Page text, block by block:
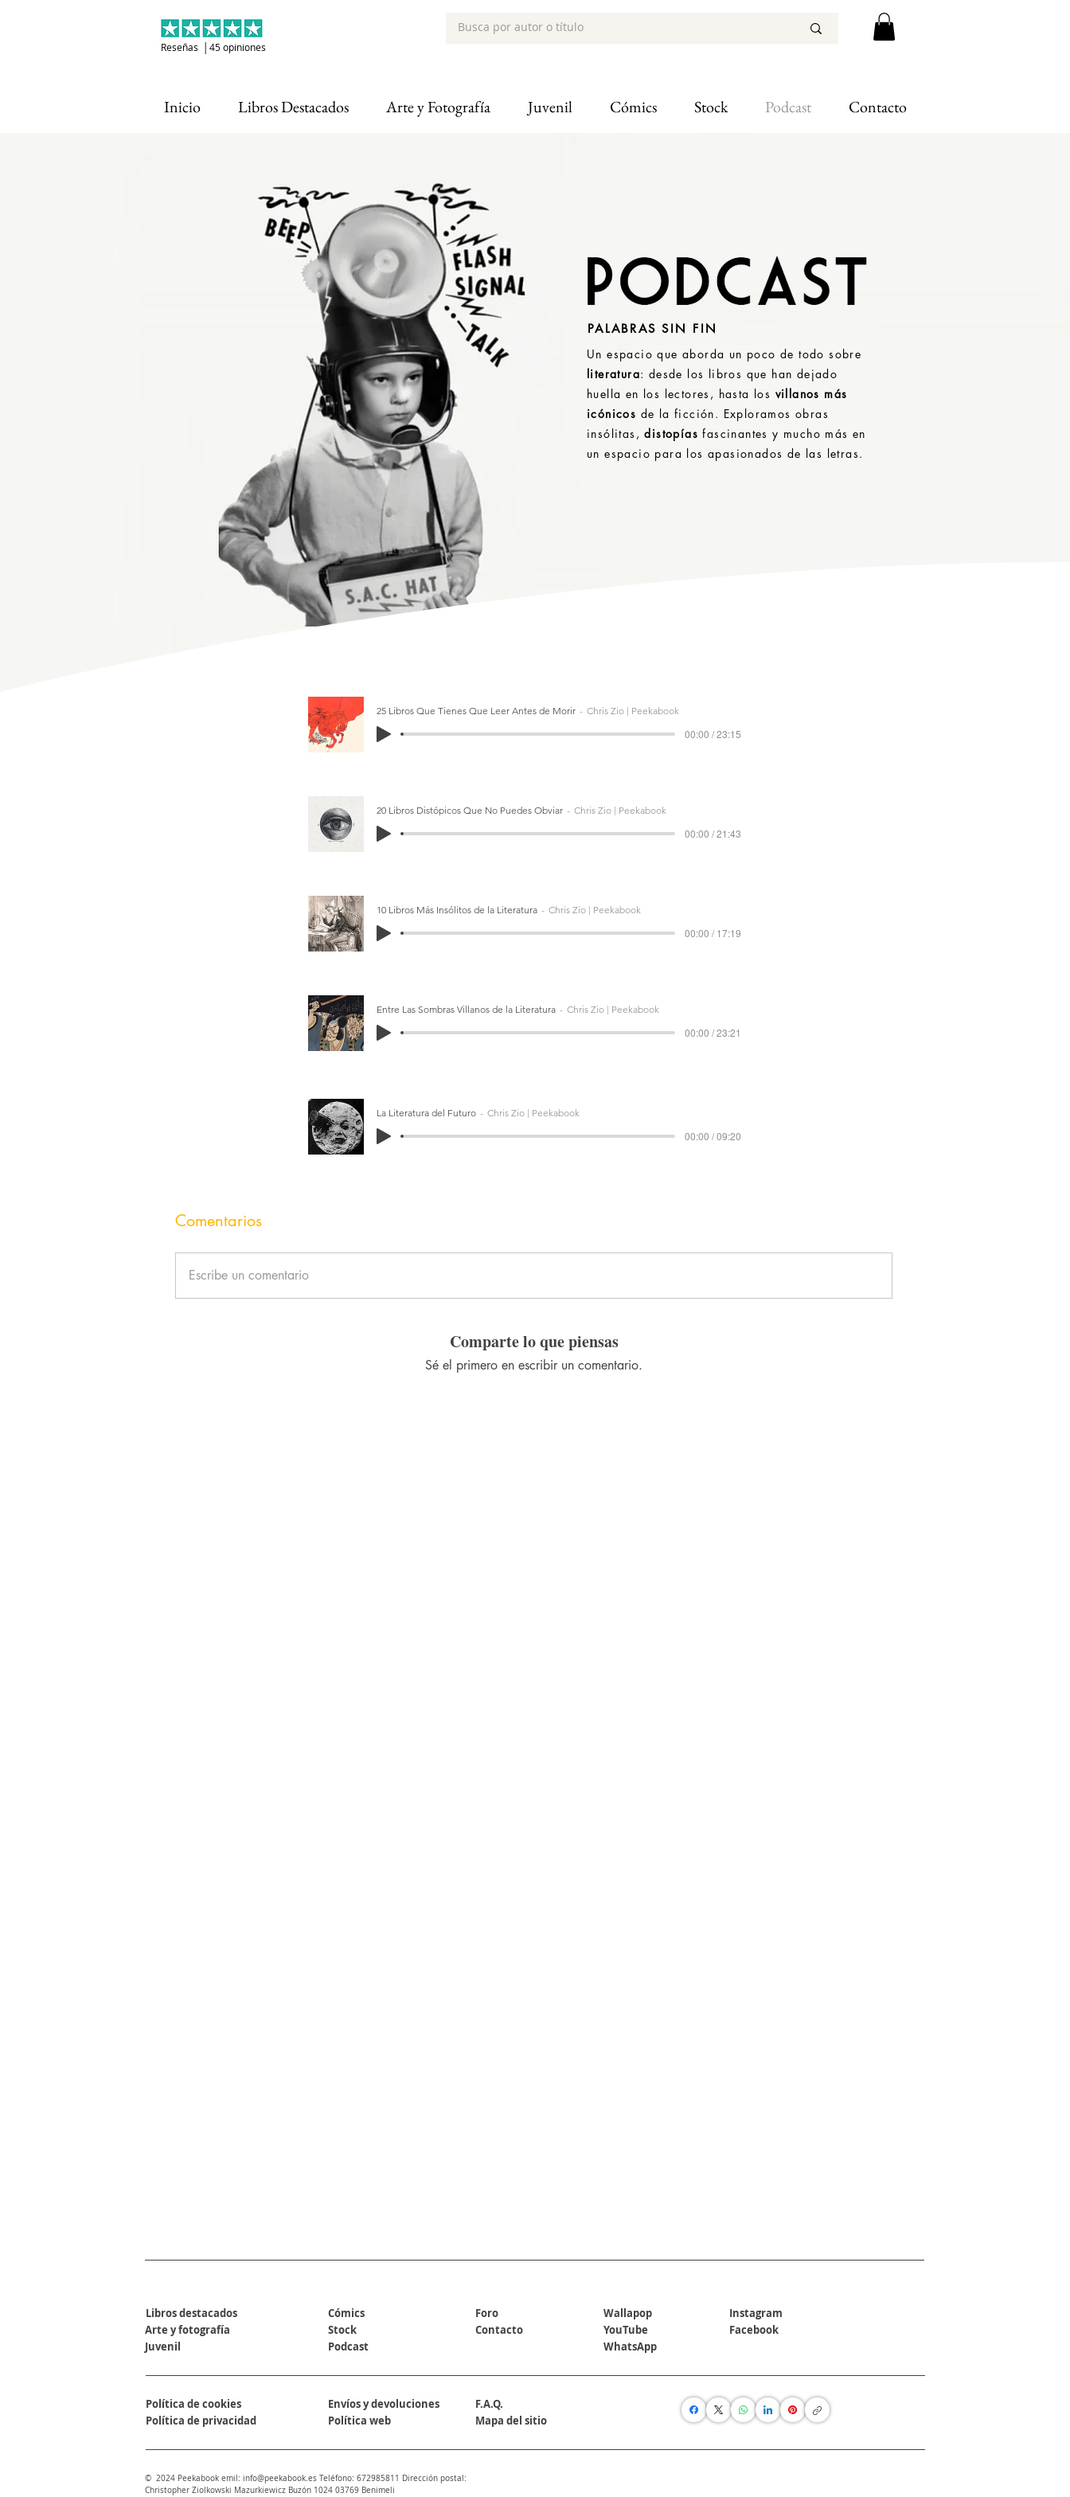
Reseñas │45 opiniones
Inicio Libros Destacados Arte y Fotografía Juvenil Cómics Stock Podcast Contacto
Un espacio que aborda un poco de todo sobre
literatura: desde los libros que han dejado
huella en los lectores, hasta los villanos más
icónicos de la ficción. Exploramos obras
insólitas,distopías fascinantes y mucho más en
un espacio para los apasionados de las letras.
PALABRAS SIN FIN
25 Libros Que Tienes Que Leer Antes de Morir Chris Zio | Peekabook
00:00 / 23:15
20 Libros Distópicos Que No Puedes Obviar Chris Zio | Peekabook
00:00 / 21:43
10 Libros Más Insólitos de la Literatura Chris Zio | Peekabook
00:00 / 17:19
Entre Las Sombras Villanos de la Literatura Chris Zio | Peekabook
00:00 / 23:21
La Literatura del Futuro Chris Zio | Peekabook
00:00 / 09:20
Comentarios
Escribe un comentario
Comparte lo que piensas
Sé el primero en escribir un comentario.
Libros destacados
Arte y fotografía
Juvenil
Cómics
Stock
Foro
Contacto
Podcast
Wallapop
YouTube
WhatsApp
Instagram
Facebook
Política de cookies
Política de privacidad
Envíos y devoluciones
Política web
F.A.Q.
Mapa del sitio
© 2024 Peekabook emil: info@peekabook.es Teléfono: 672985811 Dirección postal:
Christopher Ziolkowski Mazurkiewicz Buzón 1024 03769 Benimeli